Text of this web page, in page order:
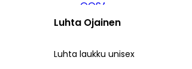
Luhta Ojainen
Luhta laukku unisex